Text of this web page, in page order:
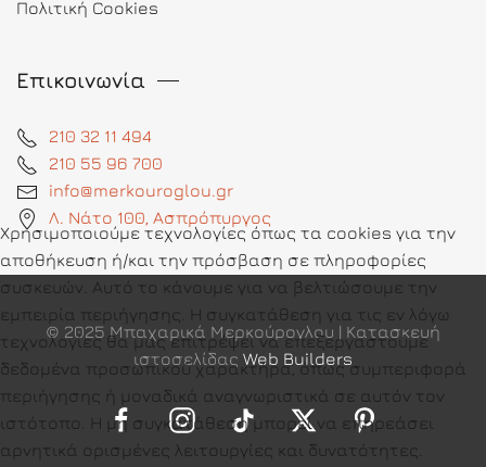
Πολιτική Cookies
Επικοινωνία
210 32 11 494
210 55 96 700
info@merkouroglou.gr
Λ. Νάτο 100, Ασπρόπυργος
© 2025 Μπαχαρικά Μερκούρογλου | Κατασκευή
ιστοσελίδας Web Builders
Χρησιμοποιούμε τεχνολογίες όπως τα cookies για την
αποθήκευση ή/και την πρόσβαση σε πληροφορίες
συσκευών. Αυτό το κάνουμε για να βελτιώσουμε την
εμπειρία περιήγησης. Η συγκατάθεση για τις εν λόγω
τεχνολογίες θα μας επιτρέψει να επεξεργαστούμε
δεδομένα προσωπικού χαρακτήρα, όπως συμπεριφορά
περιήγησης ή μοναδικά αναγνωριστικά σε αυτόν τον
ιστότοπο. Η μη συγκατάθεση μπορεί να επηρεάσει
αρνητικά ορισμένες λειτουργίες και δυνατότητες.